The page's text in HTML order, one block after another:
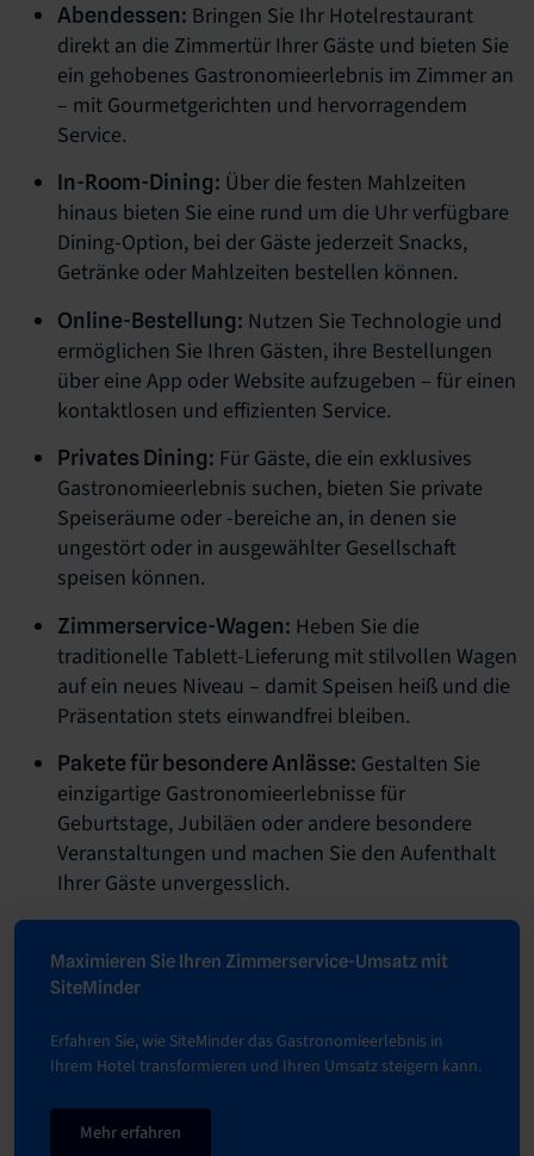
Abendessen: Bringen Sie Ihr Hotelrestaurant
direkt an die Zimmertür Ihrer Gäste und bieten Sie
ein gehobenes Gastronomieerlebnis im Zimmer an
– mit Gourmetgerichten und hervorragendem
Service.
In-Room-Dining: Über die festen Mahlzeiten
hinaus bieten Sie eine rund um die Uhr verfügbare
Dining-Option, bei der Gäste jederzeit Snacks,
Getränke oder Mahlzeiten bestellen können.
Online-Bestellung: Nutzen Sie Technologie und
ermöglichen Sie Ihren Gästen, ihre Bestellungen
über eine App oder Website aufzugeben – für einen
kontaktlosen und effizienten Service.
Privates Dining: Für Gäste, die ein exklusives
Gastronomieerlebnis suchen, bieten Sie private
Speiseräume oder -bereiche an, in denen sie
ungestört oder in ausgewählter Gesellschaft
speisen können.
Zimmerservice-Wagen: Heben Sie die
traditionelle Tablett-Lieferung mit stilvollen Wagen
auf ein neues Niveau – damit Speisen heiß und die
Präsentation stets einwandfrei bleiben.
Pakete für besondere Anlässe: Gestalten Sie
einzigartige Gastronomieerlebnisse für
Geburtstage, Jubiläen oder andere besondere
Veranstaltungen und machen Sie den Aufenthalt
Ihrer Gäste unvergesslich.
Maximieren Sie Ihren Zimmerservice-Umsatz mit
SiteMinder
Erfahren Sie, wie SiteMinder das Gastronomieerlebnis in
Ihrem Hotel transformieren und Ihren Umsatz steigern kann.
Mehr erfahren